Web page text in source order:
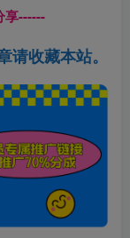
享------
收藏本站。